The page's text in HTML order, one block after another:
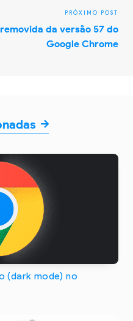
da versão 57 do
Google Chrome
(dark mode) no